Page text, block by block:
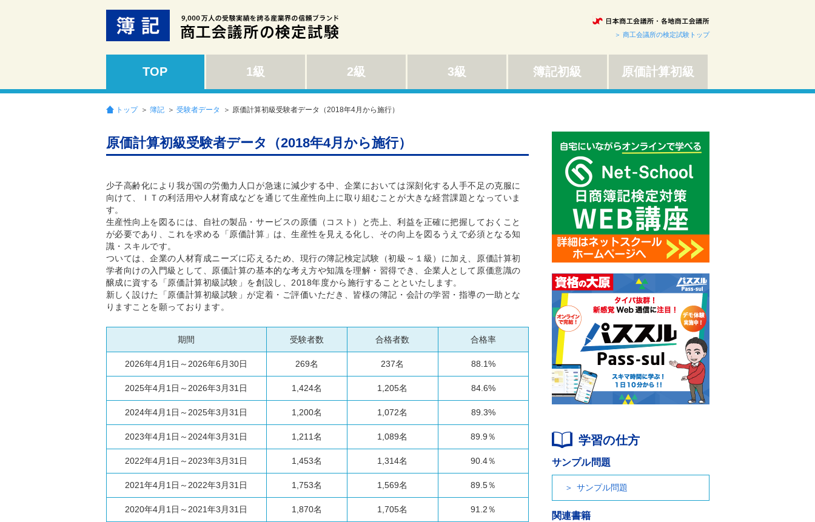
＞ 商工会議所の検定試験トップ
TOP 1級 2級 3級 簿記初級 原価計算初級
トップ ＞ 簿記 ＞ 受験者データ ＞ 原価計算初級受験者データ（2018年4月から施行）
原価計算初級受験者データ（2018年4月から施行）
少子高齢化により我が国の労働力人口が急速に減少する中、企業においては深刻化する人手不足の克服に
向けて、ＩＴの利活用や人材育成などを通じて生産性向上に取り組むことが大きな経営課題となっていま
す。
生産性向上を図るには、自社の製品・サービスの原価（コスト）と売上、利益を正確に把握しておくこと
が必要であり、これを求める「原価計算」は、生産性を見える化し、その向上を図るうえで必須となる知
識・スキルです。
ついては、企業の人材育成ニーズに応えるため、現行の簿記検定試験（初級～１級）に加え、原価計算初
学者向けの入門級として、原価計算の基本的な考え方や知識を理解・習得でき、企業人として原価意識の
醸成に資する「原価計算初級試験」を創設し、2018年度から施行することといたします。
新しく設けた「原価計算初級試験」が定着・ご評価いただき、皆様の簿記・会計の学習・指導の一助とな
りますことを願っております。
期間 受験者数 合格者数 合格率
2026年4月1日～2026年6月30日 269名 237名 88.1%
2025年4月1日～2026年3月31日 1,424名 1,205名 84.6%
2024年4月1日～2025年3月31日 1,200名 1,072名 89.3%
2023年4月1日～2024年3月31日 1,211名 1,089名 89.9％
2022年4月1日～2023年3月31日 1,453名 1,314名 90.4％
2021年4月1日～2022年3月31日 1,753名 1,569名 89.5％
2020年4月1日～2021年3月31日 1,870名 1,705名 91.2％
学習の仕方
サンプル問題
サンプル問題
関連書籍